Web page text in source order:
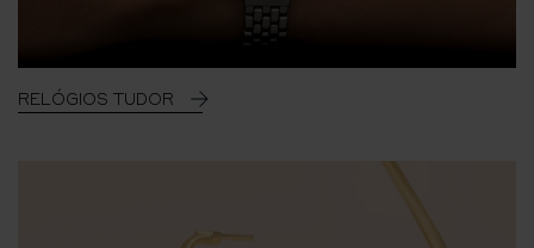
RELÓGIOS TUDOR